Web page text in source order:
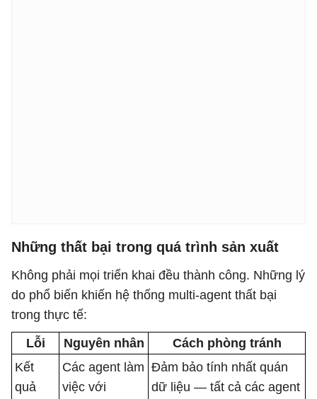
Những thất bại trong quá trình sản xuất
Không phải mọi triển khai đều thành công. Những lý
do phổ biến khiến hệ thống multi-agent thất bại
trong thực tế:
Lỗi
Nguyên nhân
Cách phòng tránh
Kết
quả
Các agent làm
việc với
Đảm bảo tính nhất quán
dữ liệu — tất cả các agent